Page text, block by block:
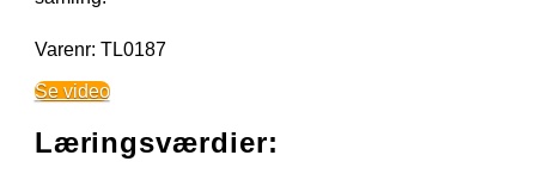
Varenr: TL0187
Se video
Læringsværdier: